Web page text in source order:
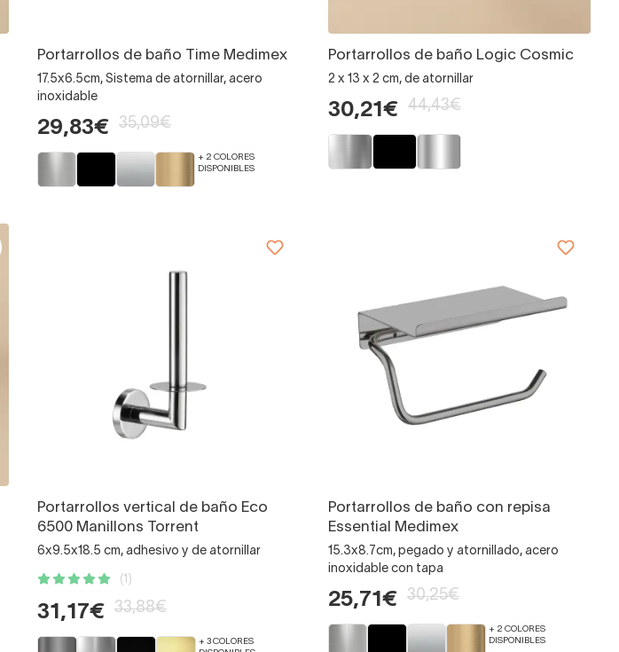
Portarrollos de baño Time Medimex
17.5x6.5cm, Sistema de atornillar, acero
inoxidable
29,83€ 35,09€
+ 2 COLORES
DISPONIBLES
Portarrollos de baño Logic Cosmic
2 x 13 x 2 cm, de atornillar
30,21€ 44,43€
Portarrollos vertical de baño Eco
6500 Manillons Torrent
6x9.5x18.5 cm, adhesivo y de atornillar
(1)
31,17€ 33,88€
+ 3 COLORES
Portarrollos de baño con repisa
Essential Medimex
15.3x8.7cm, pegado y atornillado, acero
inoxidable con tapa
25,71€ 30,25€
+ 2 COLORES
DISPONIBLES